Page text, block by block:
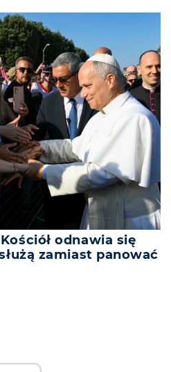
odnawia się
zamiast panować